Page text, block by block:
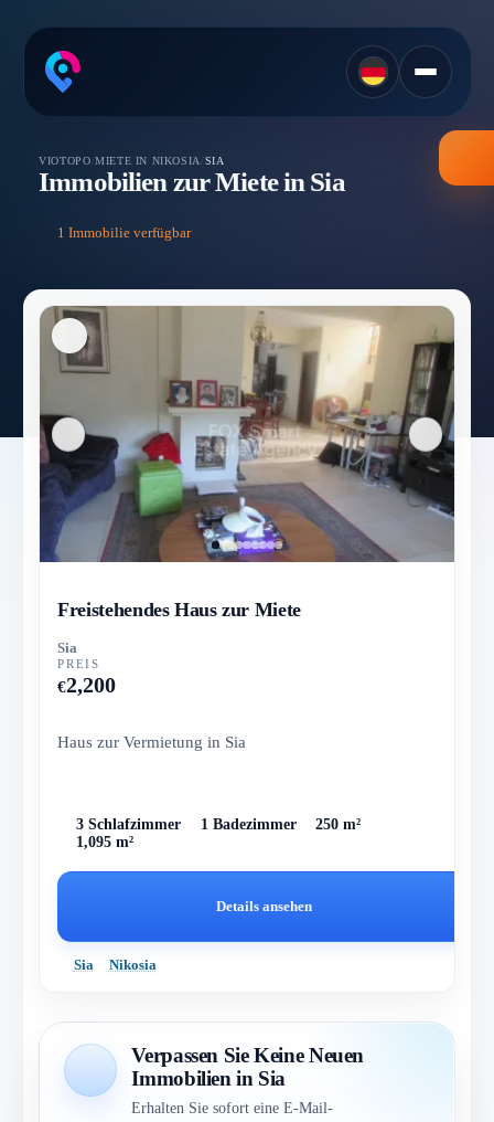
VIOTOPO/MIETE IN NIKOSIA/ SIA
Immobilien zur Miete in Sia
1 Immobilie verfügbar
Freistehendes Haus zur Miete
Sia
PREIS
€2,200
Haus zur Vermietung in Sia
3 Schlafzimmer 1 Badezimmer
250 m²
1,095 m²
Details ansehen
Sia Nikosia
Verpassen Sie Keine Neuen
Immobilien in Sia
Erhalten Sie sofort eine E-Mail-